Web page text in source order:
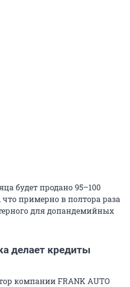
будет продано 95–100
примерно в полтора раза
для допандемийных
делает кредиты
компании FRANK AUTO